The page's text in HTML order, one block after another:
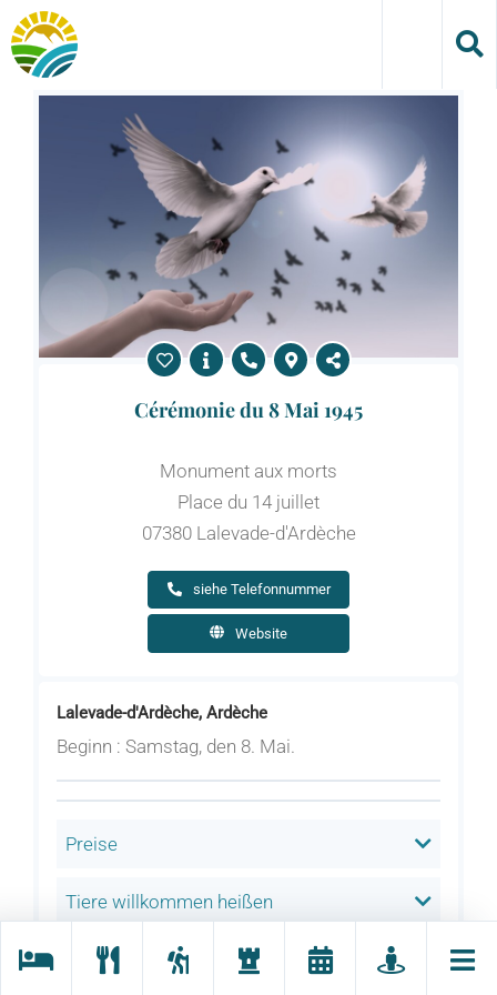
Skip
to
content
Cérémonie du 8 Mai 1945
Monument aux morts
Place du 14 juillet
07380 Lalevade-d'Ardèche
siehe Telefonnummer
Website
Lalevade-d'Ardèche, Ardèche
Beginn : Samstag, den 8. Mai.
Preise
Tiere willkommen heißen
Gesprochene Sprache(n)